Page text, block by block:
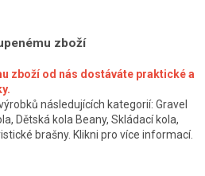
zboží
zboží od nás dostáváte praktické a
následujících kategorií: Gravel
Dětská kola Beany, Skládací kola,
brašny. Klikni pro více informací.